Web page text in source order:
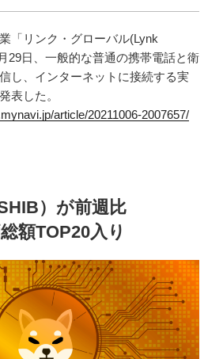
「リンク・グローバル(Lynk
29日、一般的な普通の携帯電話と衛
し、インターネットに接続する実
表した。
article/20211006-2007657/
）が前週比
額TOP20入り